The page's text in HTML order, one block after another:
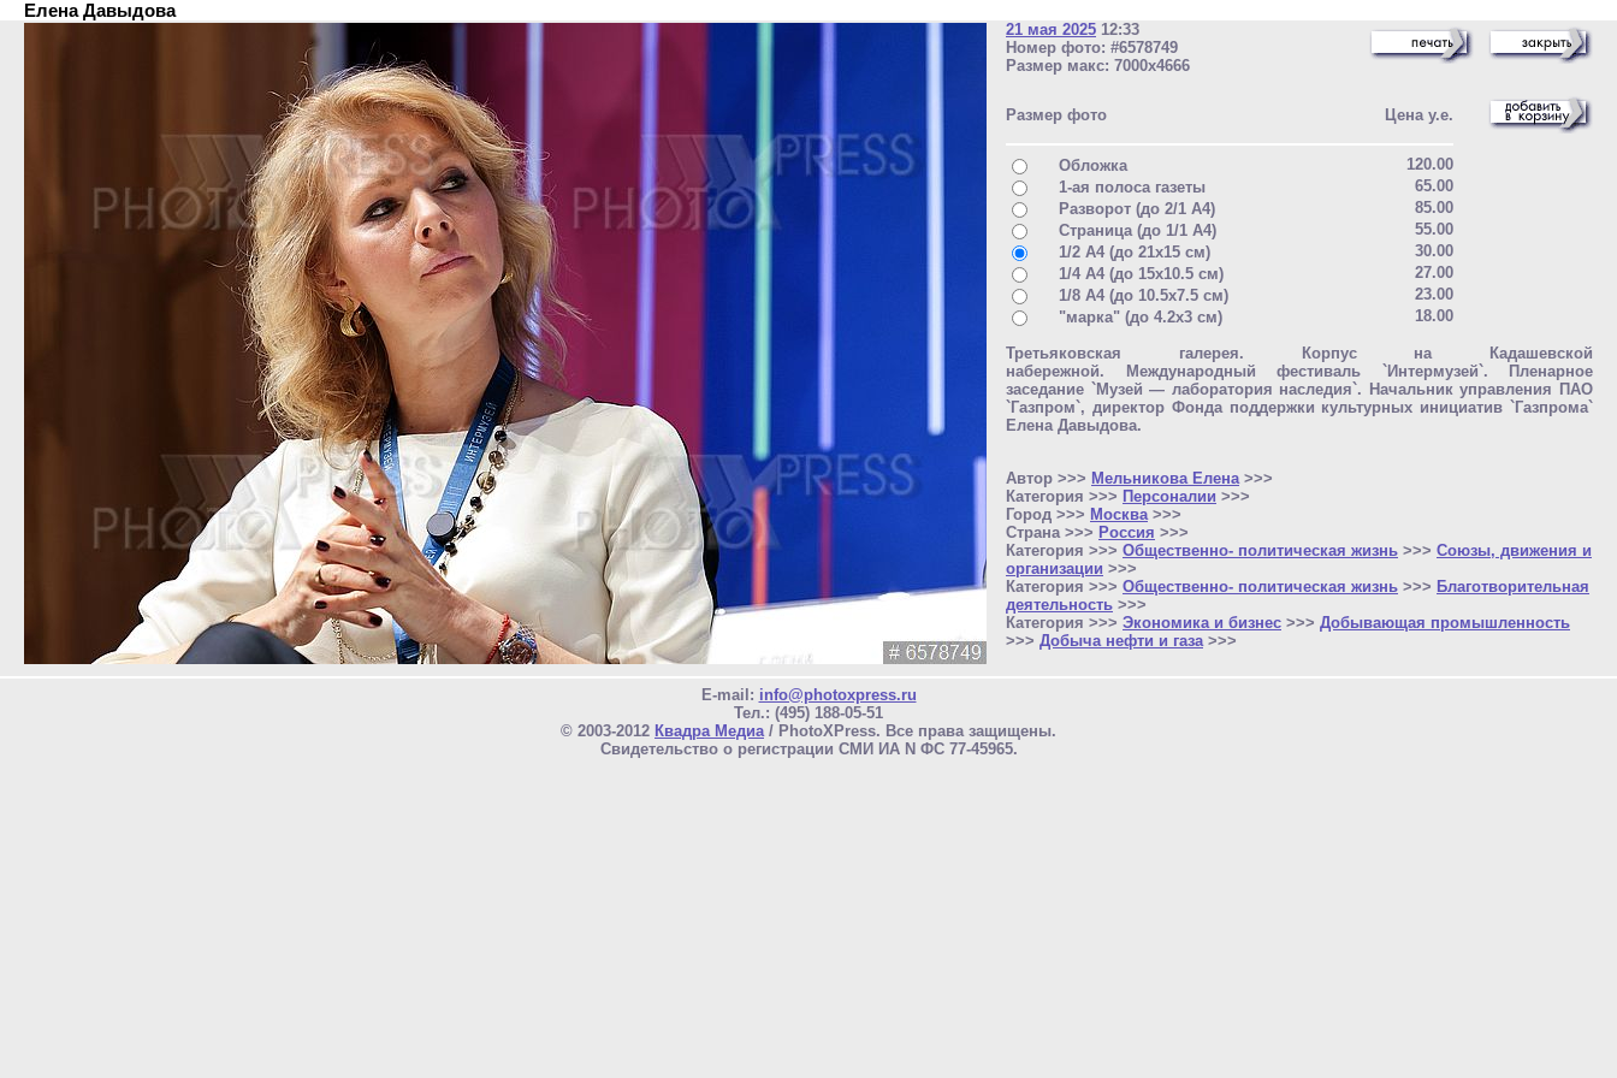
Елена Давыдова
21 мая 2025 12:33
Номер фото: #6578749
Размер макс: 7000x4666
Размер фото Цена у.е.
Обложка
120.00
1-ая полоса газеты
65.00
Разворот (до 2/1 A4)
85.00
Страница (до 1/1 A4)
55.00
1/2 A4 (до 21x15 см)
30.00
1/4 A4 (до 15x10.5 см)
27.00
1/8 A4 (до 10.5x7.5 см)
23.00
"марка" (до 4.2x3 см)
18.00
Третьяковская галерея. Корпус на Кадашевской
набережной. Международный фестиваль `Интермузей`. Пленарное
заседание `Музей — лаборатория наследия`. Начальник управления ПАО
`Газпром`, директор Фонда поддержки культурных инициатив `Газпрома`
Елена Давыдова.
Автор >>> Мельникова Елена >>>
Категория >>> Персоналии >>>
Город >>> Москва >>>
Страна >>> Россия >>>
Категория >>> Общественно- политическая жизнь >>> Союзы, движения и
организации >>>
Категория >>> Общественно- политическая жизнь >>> Благотворительная
деятельность >>>
Категория >>> Экономика и бизнес >>> Добывающая промышленность
>>> Добыча нефти и газа >>>
E-mail: info@photoxpress.ru
Тел.: (495) 188-05-51
© 2003-2012 Квадра Медиа/ PhotoXPress. Все права защищены.
Свидетельство о регистрации СМИ ИА N ФС 77-45965.